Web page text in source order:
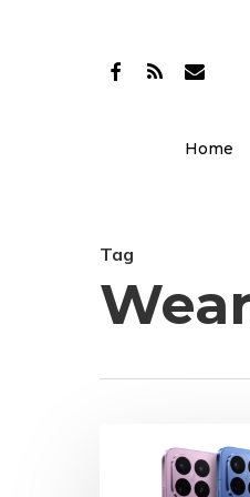
facebook
RSS email
Home
Tag